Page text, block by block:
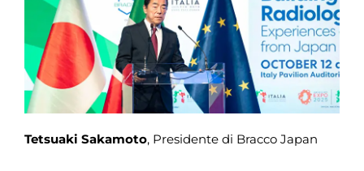
Tetsuaki Sakamoto, Presidente di Bracco Japan